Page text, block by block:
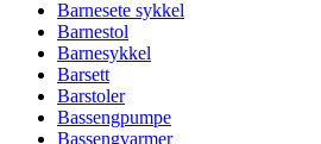
Barnesete sykkel
Barnestol
Barnesykkel
Barsett
Barstoler
Bassengpumpe
Bassengvarmer